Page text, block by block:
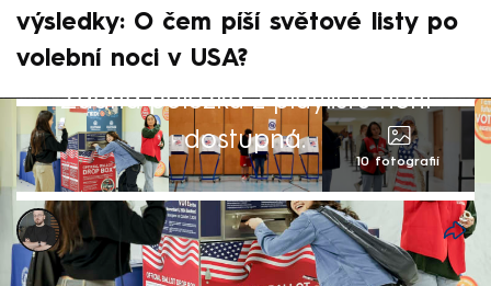
výsledky: O čem píší světové listy po
volební noci v USA?
Žádná položka z playlistu není
dostupná.
10 fotografií
Marek Pausz
6. lis 2024, 08:03